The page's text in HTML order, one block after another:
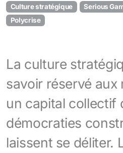
Culture stratégique
Serious
Polycrise
La culture
savoir réservé aux
un capital collectif
démocraties
laissent se déliter.